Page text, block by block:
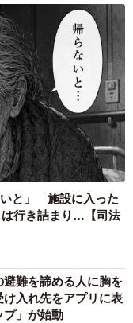
れてもおかしくな
ク動画も多数発信
チュエーションの
もしれません。
いる内容は、リア
来事とのことで
stpns4Rzlz
29, 2026
いと」 施設に入った
は行き詰まり…【司法
難を諦める人に胸を
入れ先をアプリに表
プ」が始動